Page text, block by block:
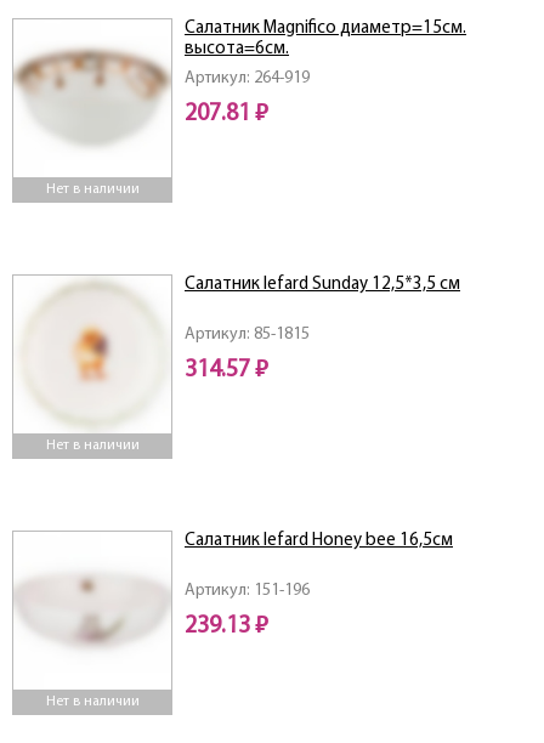
Нет в наличии
Артикул: 264-919
Салатник Magnifico диаметр=15см.
высота=6см.
207.81 ₽
Нет в наличии
Артикул: 85-1815
Салатник lefard Sunday 12,5*3,5 см
314.57 ₽
Нет в наличии
Артикул: 151-196
Салатник lefard Honey bee 16,5см
239.13 ₽